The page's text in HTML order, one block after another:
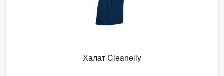
Халат Cleanelly